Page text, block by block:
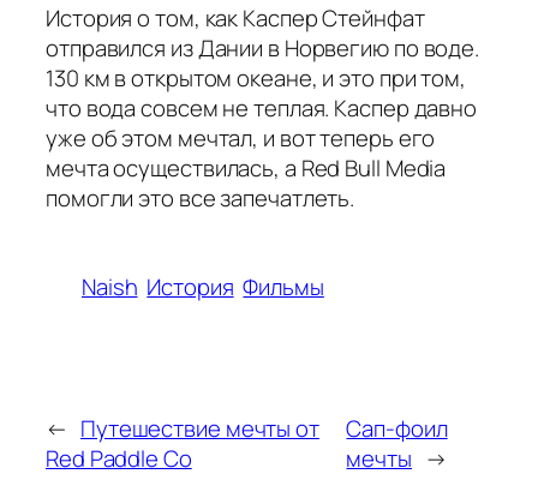
История о том, как Каспер Стейнфат
отправился из Дании в Норвегию по воде.
130 км в открытом океане, и это при том,
что вода совсем не теплая. Каспер давно
уже об этом мечтал, и вот теперь его
мечта осуществилась, а Red Bull Media
помогли это все запечатлеть.
Naish История Фильмы
← Путешествие мечты от
Red Paddle Co
Сап-фоил
мечты →